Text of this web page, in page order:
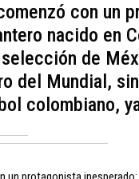
con un
nacido en
de
del Mundial,
colombiano,